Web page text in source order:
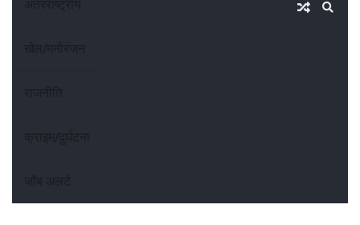
अंतरराष्ट्रीय
खेल/मनोरंजन
राजनीति
क्राइम/दुर्घटना
जॉब अलर्ट